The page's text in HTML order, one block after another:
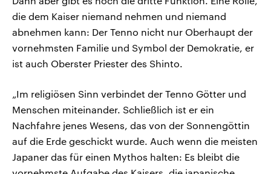
die dem Kaiser niemand nehmen und niemand
abnehmen kann: Der Tenno nicht nur Oberhaupt der
vornehmsten Familie und Symbol der Demokratie, er
ist auch Oberster Priester des Shinto.
„Im religiösen Sinn verbindet der Tenno Götter und
Menschen miteinander. Schließlich ist er ein
Nachfahre jenes Wesens, das von der Sonnengöttin
auf die Erde geschickt wurde. Auch wenn die meisten
Japaner das für einen Mythos halten: Es bleibt die